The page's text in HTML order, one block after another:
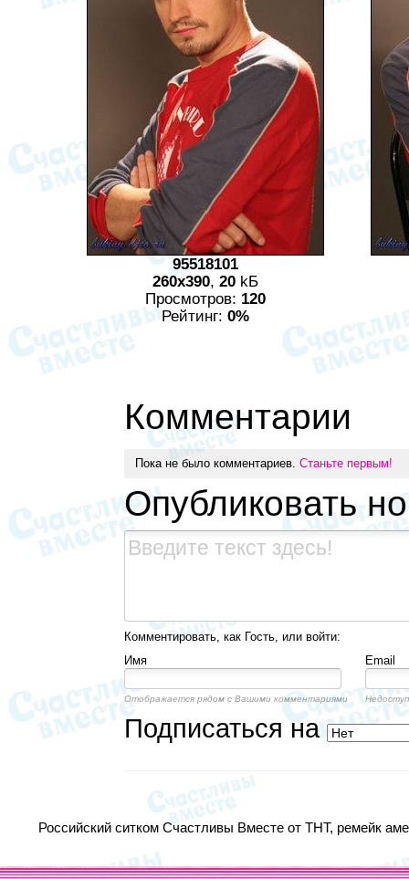
95518101
260x390, 20kБ
Просмотров: 120
Рейтинг: 0%
Комментарии
Пока не было комментариев. Станьте первым!
Опубликовать
Комментировать, как Гость, или войти:
Имя
Email
Отображается рядом с Вашими комментариями
Подписаться на
Российский ситком Счастливы Вместе от ТНТ, ремейк